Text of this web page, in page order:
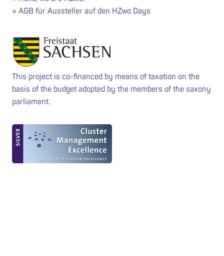
AGB für Aussteller auf den HZwo Days
This project is co-financed by means of taxation on the
basis of the budget adopted by the members of the saxony
parliament.